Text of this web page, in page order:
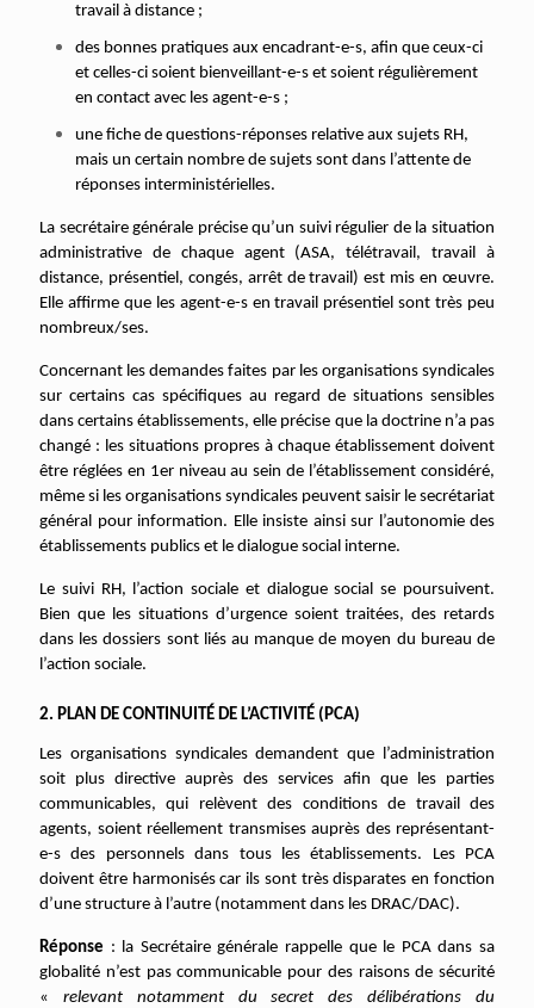
travail à distance ;
des bonnes pratiques aux encadrant-e-s, afin que ceux-ci
et celles-ci soient bienveillant-e-s et soient régulièrement
en contact avec les agent-e-s ;
une fiche de questions-réponses relative aux sujets RH,
mais un certain nombre de sujets sont dans l’attente de
réponses interministérielles.
La secrétaire générale précise qu’un suivi régulier de la situation
administrative de chaque agent (ASA, télétravail, travail à
distance, présentiel, congés, arrêt de travail) est mis en œuvre.
Elle affirme que les agent-e-s en travail présentiel sont très peu
nombreux/ses.
Concernant les demandes faites par les organisations syndicales
sur certains cas spécifiques au regard de situations sensibles
dans certains établissements, elle précise que la doctrine n’a pas
changé : les situations propres à chaque établissement doivent
être réglées en 1er niveau au sein de l’établissement considéré,
même si les organisations syndicales peuvent saisir le secrétariat
général pour information. Elle insiste ainsi sur l’autonomie des
établissements publics et le dialogue social interne.
Le suivi RH, l’action sociale et dialogue social se poursuivent.
Bien que les situations d’urgence soient traitées, des retards
dans les dossiers sont liés au manque de moyen du bureau de
l’action sociale.
2. PLAN DE CONTINUITÉ DE L’ACTIVITÉ (PCA)
Les organisations syndicales demandent que l’administration
soit plus directive auprès des services afin que les parties
communicables, qui relèvent des conditions de travail des
agents, soient réellement transmises auprès des représentant-
e-s des personnels dans tous les établissements. Les PCA
doivent être harmonisés car ils sont très disparates en fonction
d’une structure à l’autre (notamment dans les DRAC/DAC).
Réponse : la Secrétaire générale rappelle que le PCA dans sa
globalité n’est pas communicable pour des raisons de sécurité
« relevant notamment du secret des délibérations du